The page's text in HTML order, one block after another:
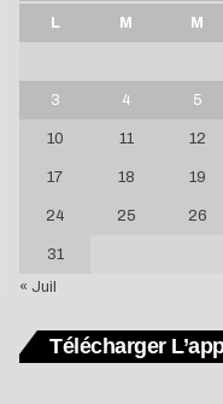
L M M
3 4 5
10 11 12
17 18 19
24 25 26
31
« Juil
Télécharger